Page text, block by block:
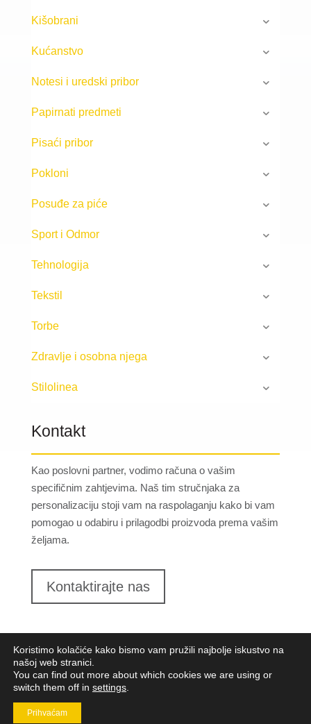
Kišobrani
Kućanstvo
Notesi i uredski pribor
Papirnati predmeti
Pisaći pribor
Pokloni
Posuđe za piće
Sport i Odmor
Tehnologija
Tekstil
Torbe
Zdravlje i osobna njega
Stilolinea
Kontakt
Kao poslovni partner, vodimo računa o vašim
specifičnim zahtjevima. Naš tim stručnjaka za
personalizaciju stoji vam na raspolaganju kako bi vam
pomogao u odabiru i prilagodbi proizvoda prema vašim
željama.
Kontaktirajte nas
Lungomare d.o.o.2023. Sva prava pridržana |
uvjeti poslovanja
Koristimo kolačiće kako bismo vam pružili najbolje iskustvo na
našoj web stranici.
You can find out more about which cookies we are using or
switch them off in settings
Prihvaćam